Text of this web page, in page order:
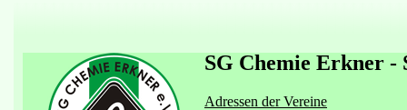
SG Chemie Erkner -
Adressen der Vereine